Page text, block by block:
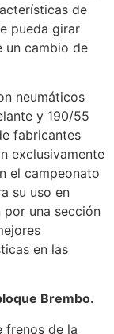
de
pueda girar
un cambio de
neumáticos
y 190/55
fabricantes
exclusivamente
el campeonato
su uso en
por una sección
en las
Brembo.
frenos de la